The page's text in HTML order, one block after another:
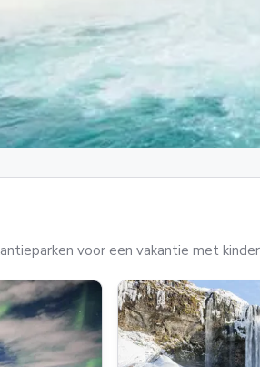
voor een vakantie met